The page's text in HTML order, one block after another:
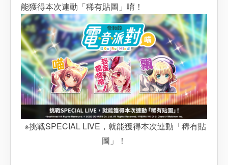
能獲得本次連動「稀有貼圖」唷！
※挑戰SPECIAL LIVE，就能獲得本次連動「稀有貼
圖」！